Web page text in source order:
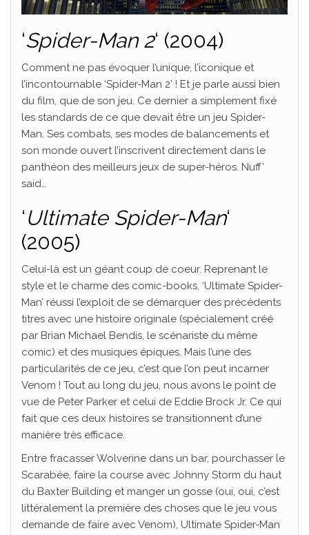
‘Spider-Man 2‘ (2004)
Comment ne pas évoquer l’unique, l’iconique et
l’incontournable ‘Spider-Man 2’ ! Et je parle aussi bien
du film, que de son jeu. Ce dernier a simplement fixé
les standards de ce que devait être un jeu Spider-
Man. Ses combats, ses modes de balancements et
son monde ouvert l’inscrivent directement dans le
panthéon des meilleurs jeux de super-héros. Nuff’
said…
‘Ultimate Spider-Man‘
(2005)
Celui-là est un géant coup de coeur. Reprenant le
style et le charme des comic-books, ‘Ultimate Spider-
Man’ réussi l’exploit de se démarquer des précédents
titres avec une histoire originale (spécialement créé
par Brian Michael Bendis, le scénariste du même
comic) et des musiques épiques. Mais l’une des
particularités de ce jeu, c’est que l’on peut incarner
Venom ! Tout au long du jeu, nous avons le point de
vue de Peter Parker et celui de Eddie Brock Jr. Ce qui
fait que ces deux histoires se transitionnent d’une
manière très efficace.
Entre fracasser Wolverine dans un bar, pourchasser le
Scarabée, faire la course avec Johnny Storm du haut
du Baxter Building et manger un gosse (oui, oui, c’est
littéralement la première des choses que le jeu vous
demande de faire avec Venom), Ultimate Spider-Man